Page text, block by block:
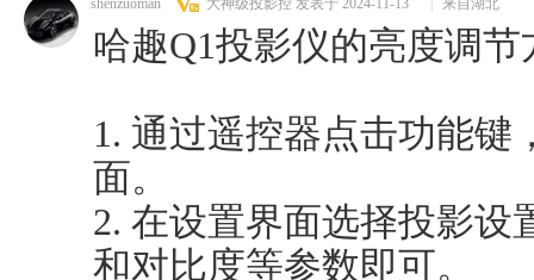
shenzuoman 大神级投影控 发表于 2024-11-13 来自湖北
哈趣Q1投影仪的亮度调
1. 通过遥控器点击功能键
面。
2. 在设置界面选择投影设
和对比度等参数即可。